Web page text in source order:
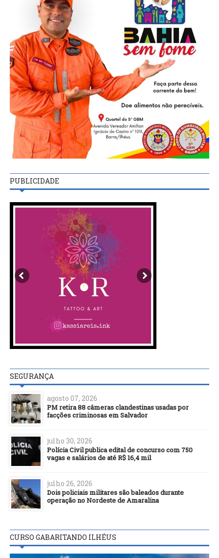
PUBLICIDADE
SEGURANÇA
agosto 07, 2026
PM retira 88 câmeras clandestinas usadas por
facções criminosas em Salvador
julho 30, 2026
Polícia Civil publica edital de concurso com 750
vagas e salários de até R$ 16,4 mil
julho 26, 2026
Dois policiais militares são baleados durante
operação no Nordeste de Amaralina
CURSO GABARITANDO ILHÉUS